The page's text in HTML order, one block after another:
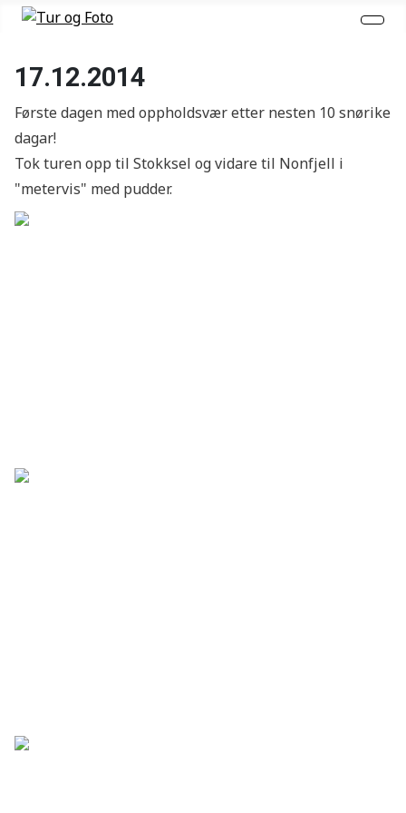
17.12.2014
Første dagen med oppholdsvær etter nesten 10 snørike
dagar!
Tok turen opp til Stokksel og vidare til Nonfjell i
"metervis" med pudder.